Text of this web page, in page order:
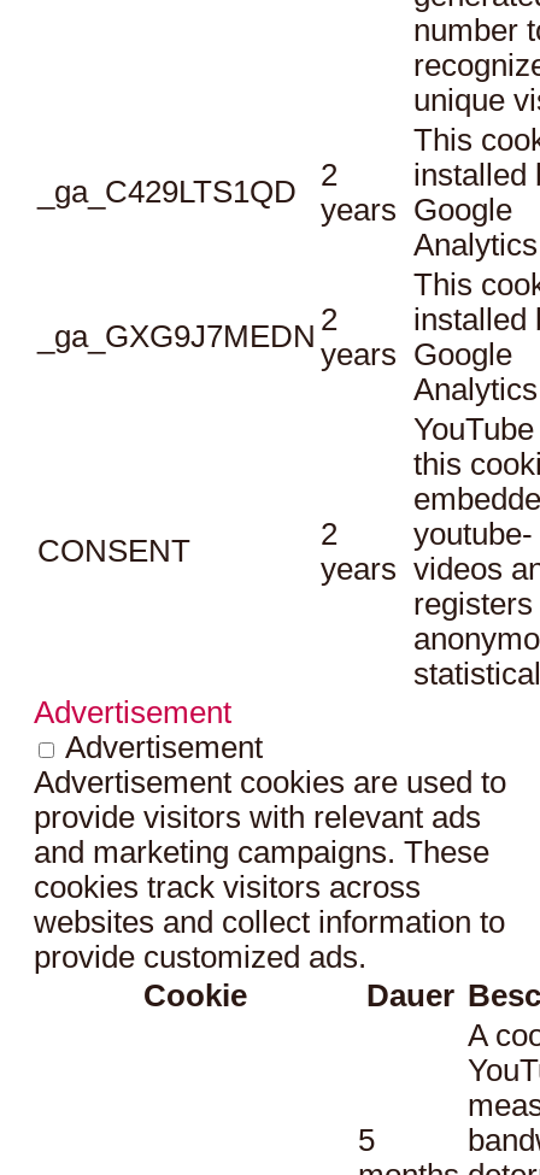
number
unique
_ga_C429LTS1QD
2
years
This
installed
Google
_ga_GXG9J7MEDN 2
years
This
installed
Google
CONSENT
2
years
this
youtube-
videos
registers
Advertisement
Advertisement
Advertisement cookies are used to
provide visitors with relevant ads
and marketing campaigns. These
cookies track visitors across
websites and collect information to
provide customized ads.
Cookie
Dauer
5
A